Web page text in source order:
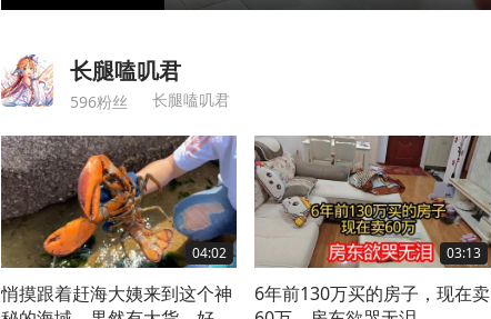
长腿嗑叽君
596粉丝 长腿嗑叽君
04:02
悄摸跟着赶海大姨来到这个神
03:13
6年前130万买的房子，现在卖